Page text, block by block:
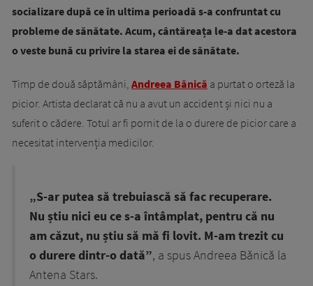
socializare după ce în ultima perioadă s-a confruntat cu
probleme de sănătate. Acum, cântăreața le-a dat acestora
o veste bună cu privire la starea ei de sănătate.
Timp de două săptămâni, Andreea Bănică a purtat o orteză la
picior. Artista declarat că nu a avut un accident și nici nu a
suferit o cădere. Totul ar fi pornit de la o durere de picior care a
necesitat intervenția medicilor.
„S-ar putea să trebuiască să fac recuperare.
Nu știu nici eu ce s-a întâmplat, pentru că nu
am căzut, nu știu să mă fi lovit. M-am trezit cu
o durere dintr-o dată”, a spus Andreea Bănică la
Antena Stars.